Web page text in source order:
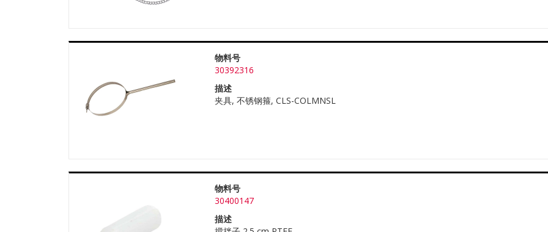
物料号
30392316
描述
夹具, 不锈钢箍, CLS-COLMNSL
物料号
30400147
描述